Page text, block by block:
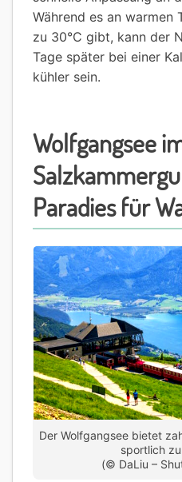
Während es an warmen
zu 30°C gibt, kann der
Tage später bei einer
kühler sein.
Wolfgangsee
Paradies für
Der Wolfgangsee bietet
sportlich
(© DaLiu –